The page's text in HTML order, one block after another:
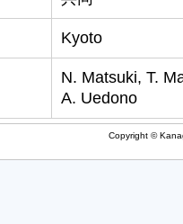
Kyoto
N. Matsuki, T.
A. Uedono
Copyright ©